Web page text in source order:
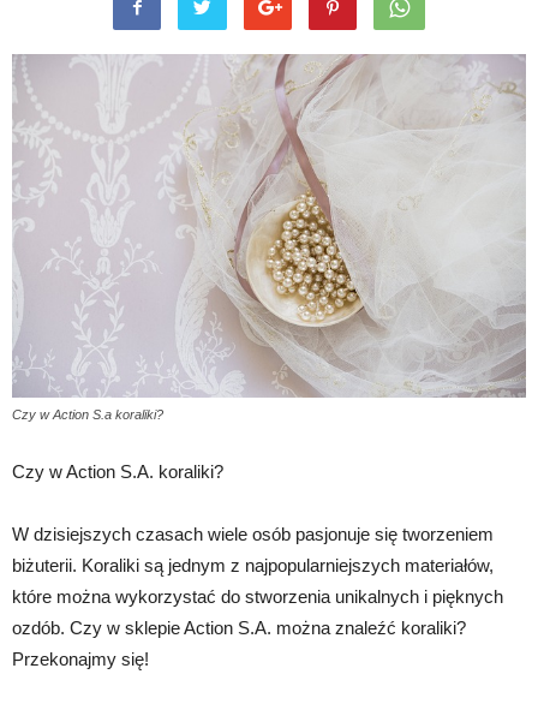
Czy w Action S.a koraliki?
Czy w Action S.A. koraliki?
W dzisiejszych czasach wiele osób pasjonuje się tworzeniem
biżuterii. Koraliki są jednym z najpopularniejszych materiałów,
które można wykorzystać do stworzenia unikalnych i pięknych
ozdób. Czy w sklepie Action S.A. można znaleźć koraliki?
Przekonajmy się!